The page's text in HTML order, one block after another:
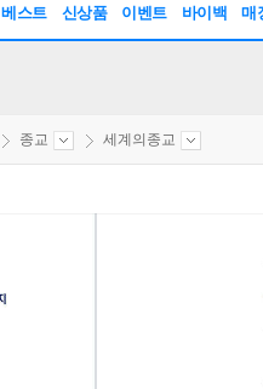
베스트 신상품 이벤트 바이백 매
종교 세계의종교